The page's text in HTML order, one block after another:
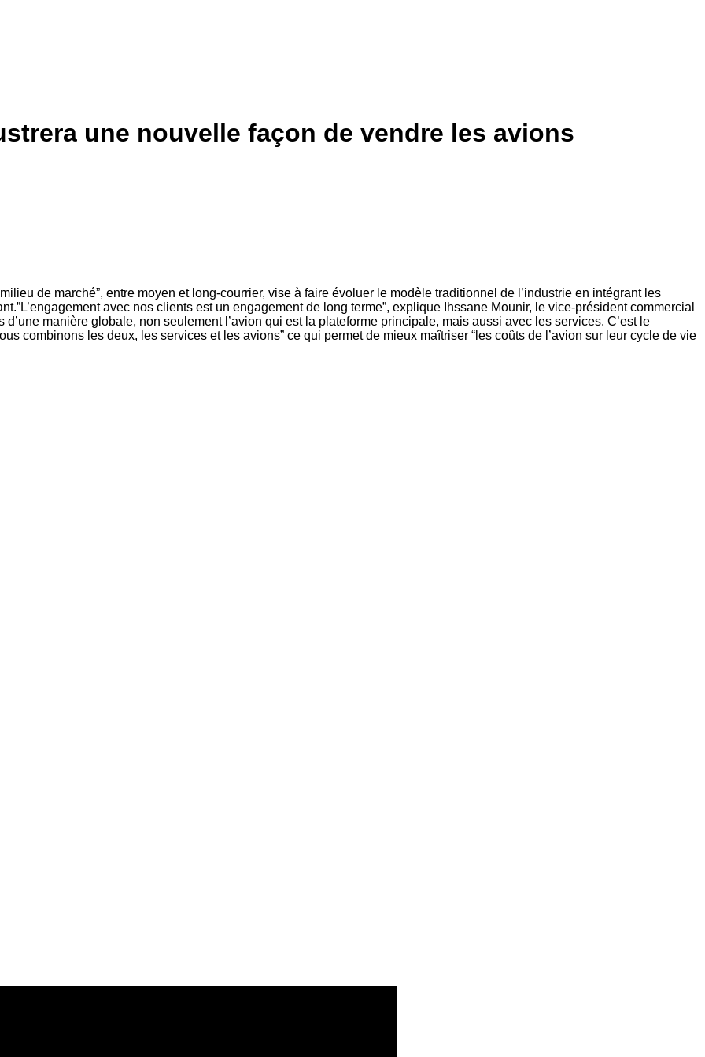
une nouvelle façon de vendre les avions
de marché”, entre moyen et long-courrier, vise à faire évoluer le modèle traditionnel de l’industrie en intégrant les
avec nos clients est un engagement de long terme”, explique Ihssane Mounir, le vice-président commercial
manière globale, non seulement l’avion qui est la plateforme principale, mais aussi avec les services. C’est le
combinons les deux, les services et les avions” ce qui permet de mieux maîtriser “les coûts de l’avion sur leur cycle de vie